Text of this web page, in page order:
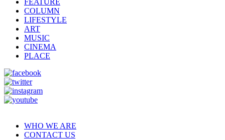
FEATURE
COLUMN
LIFESTYLE
ART
MUSIC
CINEMA
PLACE
WHO WE ARE
CONTACT US